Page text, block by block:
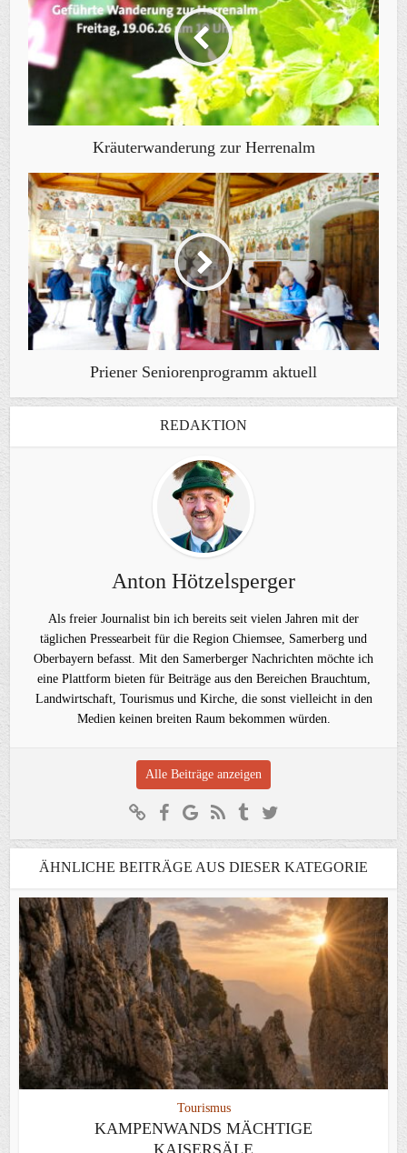
Kräuterwanderung zur Herrenalm
Priener Seniorenprogramm aktuell
REDAKTION
Anton Hötzelsperger
Als freier Journalist bin ich bereits seit vielen Jahren mit der
täglichen Pressearbeit für die Region Chiemsee, Samerberg und
Oberbayern befasst. Mit den Samerberger Nachrichten möchte ich
eine Plattform bieten für Beiträge aus den Bereichen Brauchtum,
Landwirtschaft, Tourismus und Kirche, die sonst vielleicht in den
Medien keinen breiten Raum bekommen würden.
Alle Beiträge anzeigen
ÄHNLICHE BEITRÄGE AUS DIESER KATEGORIE
Tourismus
KAMPENWANDS MÄCHTIGE
KAISERSÄLE